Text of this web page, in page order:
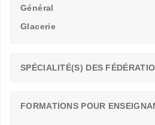
Général
Glacerie
SPÉCIALITÉ(S) DES
FORMATIONS POUR